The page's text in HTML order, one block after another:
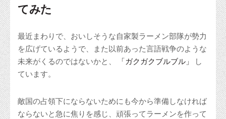
てみた
最近まわりで、おいしそうな自家製ラーメン部隊が勢力
を広げているようで、また以前あった言語戦争のような
未来がくるのではないかと、
「ガクガクブルブル」
し
ています。
敵国の占領下にならないためにも今から準備しなければ
ならないと急に焦りを感じ、頑張ってラーメンを作って